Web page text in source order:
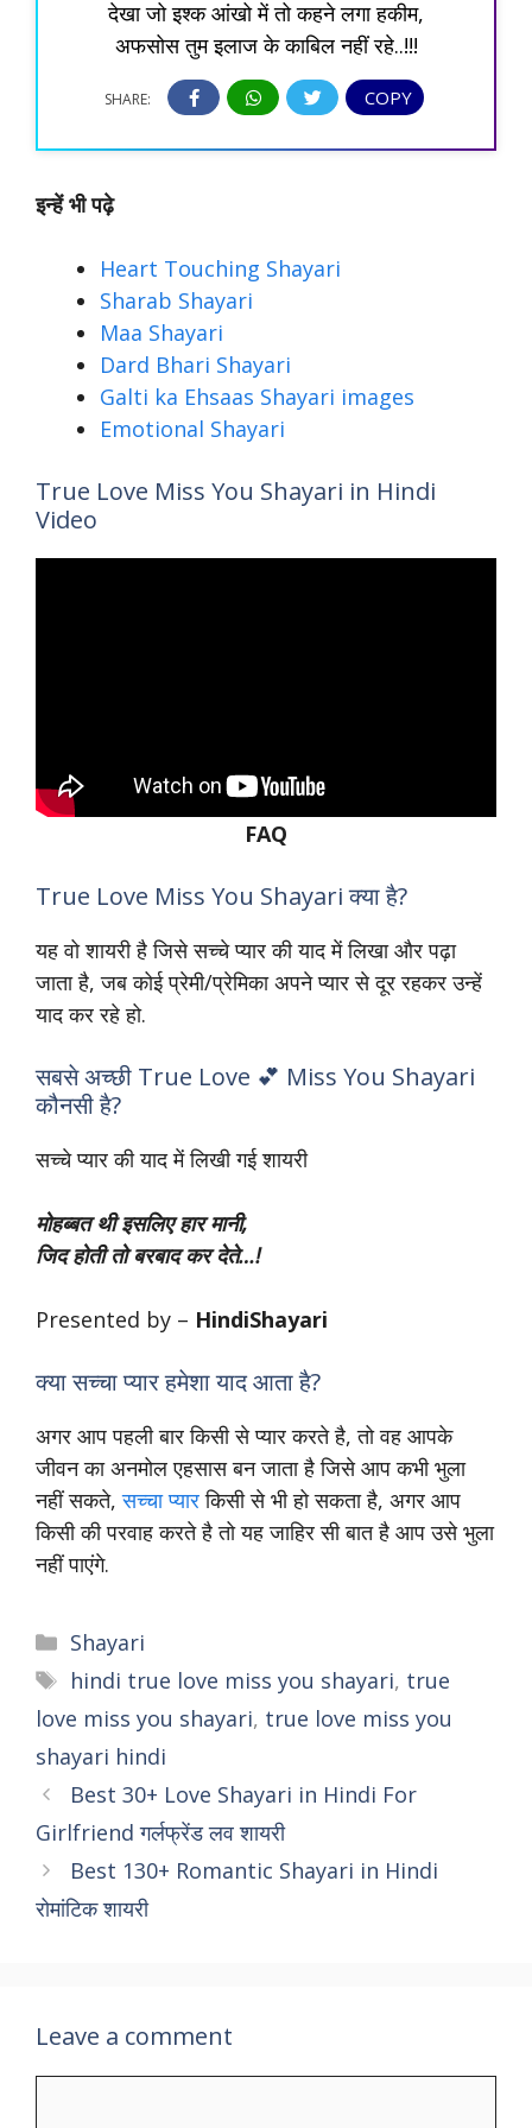
देखा जो इश्क आंखो में तो कहने लगा हकीम,
अफसोस तुम इलाज के काबिल नहीं रहे..!!!
SHARE: COPY
इन्हें भी पढ़े
Heart Touching Shayari
Sharab Shayari
Maa Shayari
Dard Bhari Shayari
Galti ka Ehsaas Shayari images
Emotional Shayari
True Love Miss You Shayari in Hindi
Video
FAQ
True Love Miss You Shayari क्या है?
यह वो शायरी है जिसे सच्चे प्यार की याद में लिखा और पढ़ा
जाता है, जब कोई प्रेमी/प्रेमिका अपने प्यार से दूर रहकर उन्हें
याद कर रहे हो.
सबसे अच्छी True Love 💕 Miss You Shayari
कौनसी है?
सच्चे प्यार की याद में लिखी गई शायरी
मोहब्बत थी इसलिए हार मानी,
जिद होती तो बरबाद कर देते…!
Presented by – HindiShayari
क्या सच्चा प्यार हमेशा याद आता है?
अगर आप पहली बार किसी से प्यार करते है, तो वह आपके
जीवन का अनमोल एहसास बन जाता है जिसे आप कभी भुला
नहीं सकते,सच्चा प्यारकिसी से भी हो सकता है, अगर आप
किसी की परवाह करते है तो यह जाहिर सी बात है आप उसे भुला
नहीं पाएंगे.
Shayari
hindi true love miss you shayari, true
love miss you shayari, true love miss you
shayari hindi
Best 30+ Love Shayari in Hindi For
Girlfriend गर्लफ्रेंड लव शायरी
Best 130+ Romantic Shayari in Hindi
रोमांटिक शायरी
Leave a comment